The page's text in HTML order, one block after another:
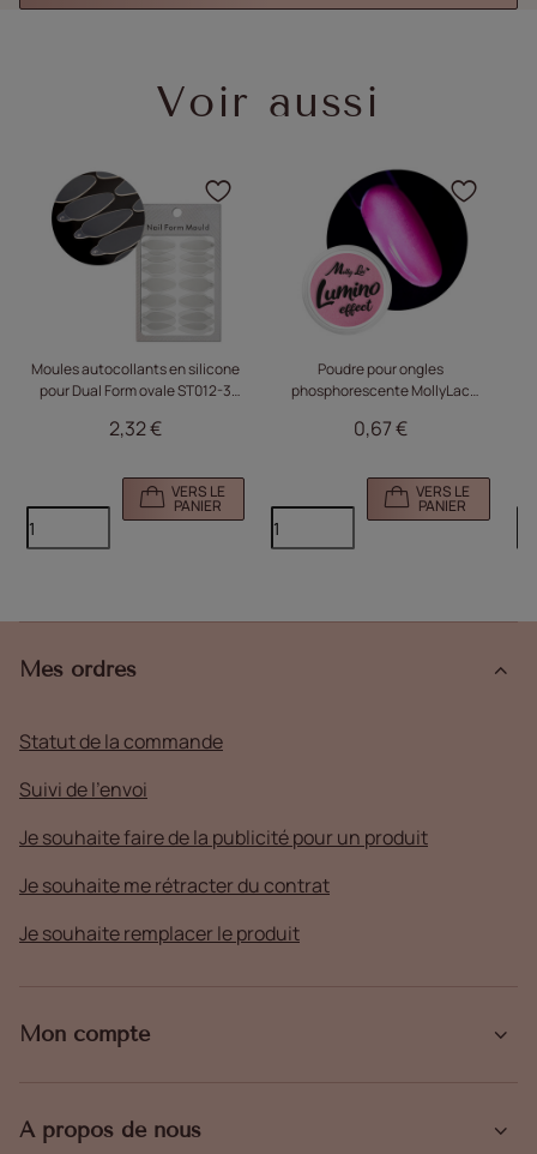
Voir aussi
Moules autocollants en silicone
pour Dual Form ovale ST012-3
2,32 €
VERS LE
PANIER
Cliquez pour ajouter le
Poudre pour ongles
phosphorescente MollyLac
0,67 €
VERS LE
PANIER
Mes ordres
Statut de la commande
Suivi de l'envoi
Je souhaite faire de la publicité pour un produit
Je souhaite me rétracter du contrat
Je souhaite remplacer le produit
Mon compte
À propos de nous